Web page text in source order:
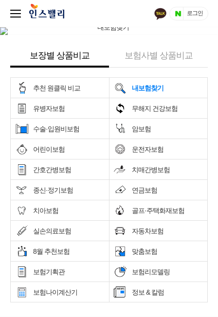
로그인
보장별 상품비교 보험사별 상품비교
추천 원클릭 비교 내보험찾기
유병자보험 무해지 건강보험
수술·입원비보험 암보험
어린이보험 운전자보험
간호간병보험 치매간병보험
종신·정기보험 연금보험
치아보험 골프·주택화재보험
실손의료보험 자동차보험
8월 추천보험 맞춤보험
보험기획관 보험리모델링
보험나이계산기 정보 & 칼럼